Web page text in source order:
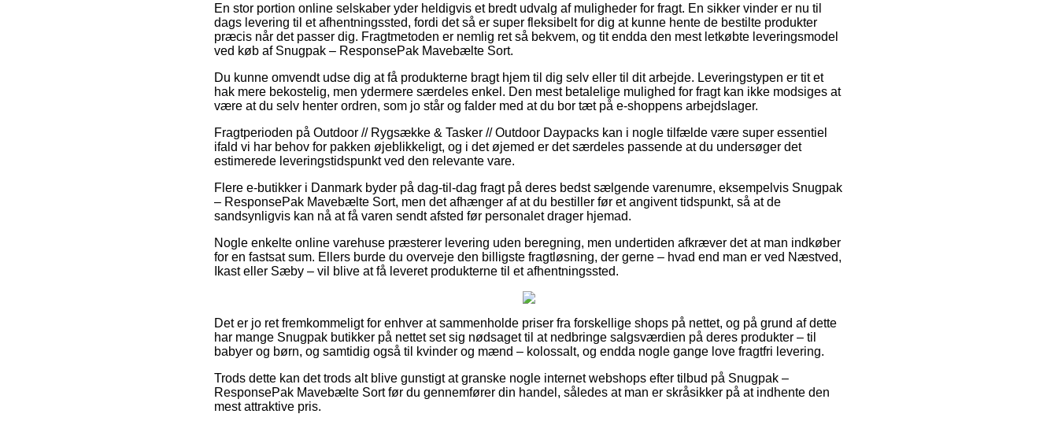
En stor portion online selskaber yder heldigvis et bredt udvalg af muligheder for fragt. En sikker vinder er nu til
dags levering til et afhentningssted, fordi det så er super fleksibelt for dig at kunne hente de bestilte produkter
præcis når det passer dig. Fragtmetoden er nemlig ret så bekvem, og tit endda den mest letkøbte leveringsmodel
ved køb af Snugpak – ResponsePak Mavebælte Sort.
Du kunne omvendt udse dig at få produkterne bragt hjem til dig selv eller til dit arbejde. Leveringstypen er tit et
hak mere bekostelig, men ydermere særdeles enkel. Den mest betalelige mulighed for fragt kan ikke modsiges at
være at du selv henter ordren, som jo står og falder med at du bor tæt på e-shoppens arbejdslager.
Fragtperioden på Outdoor // Rygsække & Tasker // Outdoor Daypacks kan i nogle tilfælde være super essentiel
ifald vi har behov for pakken øjeblikkeligt, og i det øjemed er det særdeles passende at du undersøger det
estimerede leveringstidspunkt ved den relevante vare.
Flere e-butikker i Danmark byder på dag-til-dag fragt på deres bedst sælgende varenumre, eksempelvis Snugpak
– ResponsePak Mavebælte Sort, men det afhænger af at du bestiller før et angivent tidspunkt, så at de
sandsynligvis kan nå at få varen sendt afsted før personalet drager hjemad.
Nogle enkelte online varehuse præsterer levering uden beregning, men undertiden afkræver det at man indkøber
for en fastsat sum. Ellers burde du overveje den billigste fragtløsning, der gerne – hvad end man er ved Næstved,
Ikast eller Sæby – vil blive at få leveret produkterne til et afhentningssted.
Det er jo ret fremkommeligt for enhver at sammenholde priser fra forskellige shops på nettet, og på grund af dette
har mange Snugpak butikker på nettet set sig nødsaget til at nedbringe salgsværdien på deres produkter – til
babyer og børn, og samtidig også til kvinder og mænd – kolossalt, og endda nogle gange love fragtfri levering.
Trods dette kan det trods alt blive gunstigt at granske nogle internet webshops efter tilbud på Snugpak –
ResponsePak Mavebælte Sort før du gennemfører din handel, således at man er skråsikker på at indhente den
mest attraktive pris.